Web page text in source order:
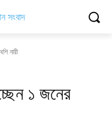
নারী
১ জনের